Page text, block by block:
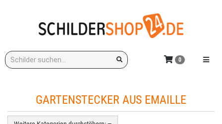
Stichwort: Menü
0
GARTENSTECKER AUS EMAILLE